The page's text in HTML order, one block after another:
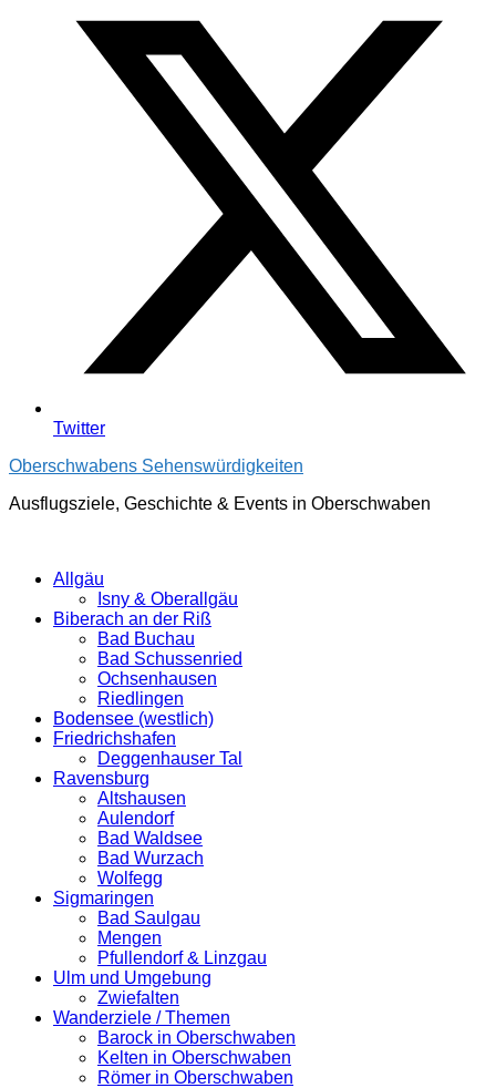
Twitter
Oberschwabens Sehenswürdigkeiten
Ausflugsziele, Geschichte & Events in Oberschwaben
Allgäu
Isny & Oberallgäu
Biberach an der Riß
Bad Buchau
Bad Schussenried
Ochsenhausen
Riedlingen
Bodensee (westlich)
Friedrichshafen
Deggenhauser Tal
Ravensburg
Altshausen
Aulendorf
Bad Waldsee
Bad Wurzach
Wolfegg
Sigmaringen
Bad Saulgau
Mengen
Pfullendorf & Linzgau
Ulm und Umgebung
Zwiefalten
Wanderziele / Themen
Barock in Oberschwaben
Kelten in Oberschwaben
Römer in Oberschwaben